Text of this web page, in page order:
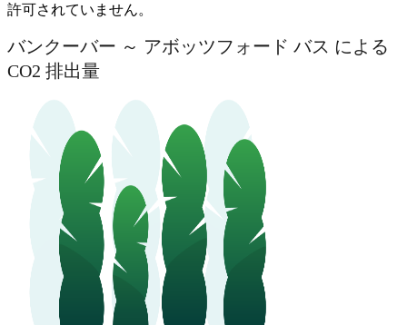
許可されていません。
バンクーバー ～ アボッツフォード バス による
CO2 排出量